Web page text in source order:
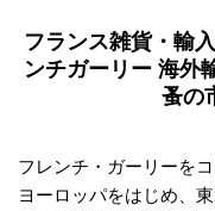
フランス雑貨・輸
ンチガーリー 海外
蚤の
フレンチ・ガーリーを
ヨーロッパをはじめ、